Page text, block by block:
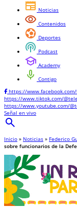
newspaper Noticias
visibility Contenidos
sports_and_outdoors Deportes
podcasts Podcast
school Academy
mic Contigo
https://
https://www.tiktok.com/
https://www.youtube.com/
Señal en vivo
search
Inicio » Noticias » Federico
sobre funcionarios de la